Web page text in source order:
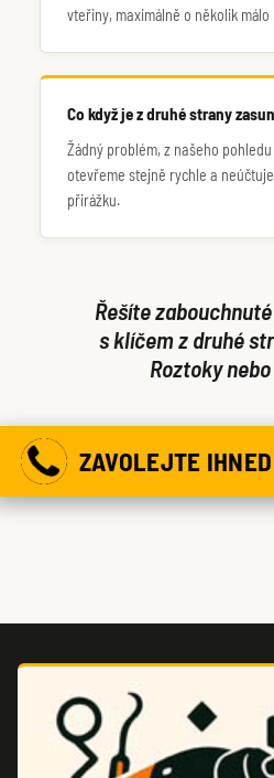
vteřiny, maximálně o několik málo
Co když je z druhé strany
Žádný problém, z našeho
otevřeme stejně rychle a
přirážku.
Řešíte
s klíčem z druhé
Roztoky
ZAVOLEJTE